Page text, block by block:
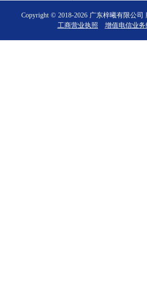
Copyright © 2018-2026 广东梓曦有限公
工商营业执照
增值电信业务